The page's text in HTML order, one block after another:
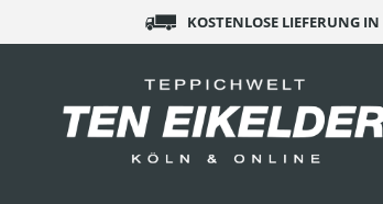
KOSTENLOSE LIEFERUNG IN